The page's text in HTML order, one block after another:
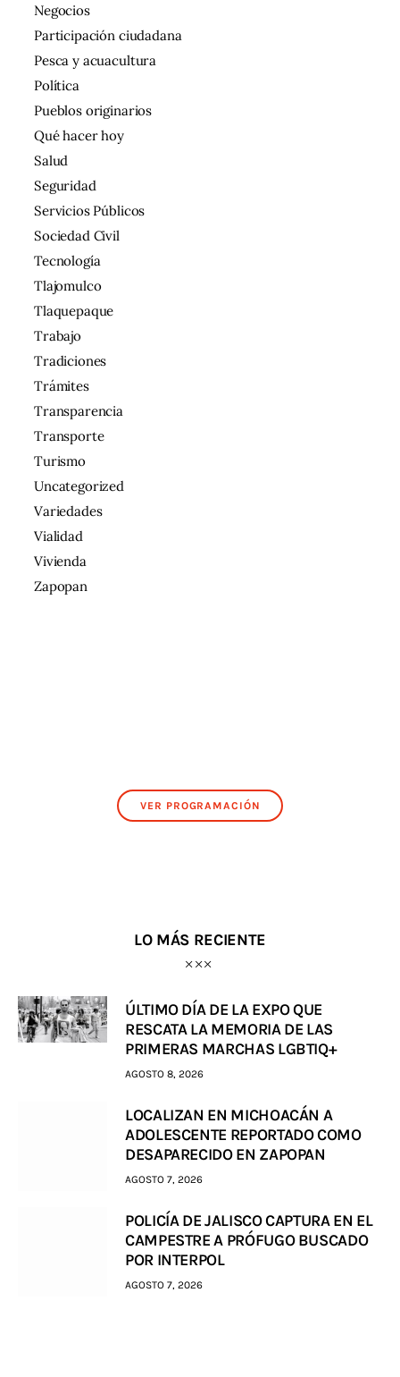
Negocios
Participación ciudadana
Pesca y acuacultura
Política
Pueblos originarios
Qué hacer hoy
Salud
Seguridad
Servicios Públicos
Sociedad Civil
Tecnología
Tlajomulco
Tlaquepaque
Trabajo
Tradiciones
Trámites
Transparencia
Transporte
Turismo
Uncategorized
Variedades
Vialidad
Vivienda
Zapopan
VER PROGRAMACIÓN
LO MÁS RECIENTE
ÚLTIMO DÍA DE LA EXPO QUE
RESCATA LA MEMORIA DE LAS
PRIMERAS MARCHAS LGBTIQ+
AGOSTO 8, 2026
LOCALIZAN EN MICHOACÁN A
ADOLESCENTE REPORTADO COMO
DESAPARECIDO EN ZAPOPAN
AGOSTO 7, 2026
POLICÍA DE JALISCO CAPTURA EN EL
CAMPESTRE A PRÓFUGO BUSCADO
POR INTERPOL
AGOSTO 7, 2026